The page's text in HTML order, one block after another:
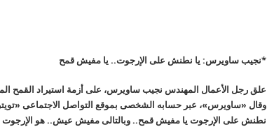
*نجيب ساويرس: يا نطنش على الإرجوت.. يا مفيش قمح
علق رجل الأعمال المهندس نجيب ساويرس، على أزمة استيراد القمح
وقال «ساويرس»، عبر حسابه الشخصى بموقع التواصل الاجتماعى
نطنش على الإرجوت يا مفيش قمح.. وبالتالى مفيش عيش..هو الإرجوت